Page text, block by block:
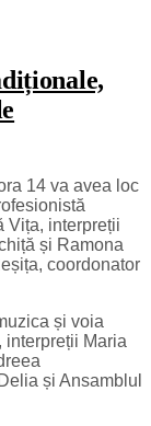
14 va avea loc
Vița, interpreții
și Ramona
coordonator
și voia
interpreții Maria
și Ansamblul